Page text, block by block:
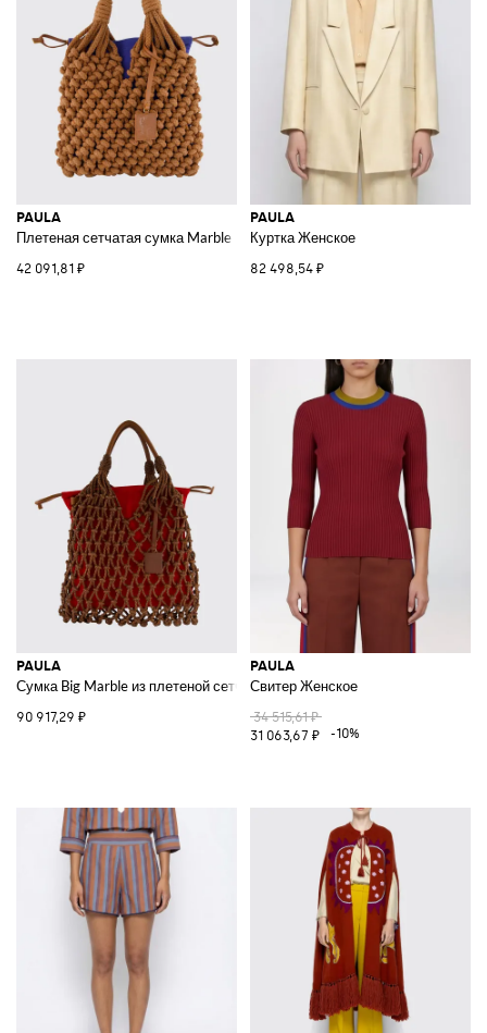
PAULA
Плетеная сетчатая сумка Marble
42 091,81 ₽
PAULA
Куртка Женское
82 498,54 ₽
PAULA
Сумка Big Marble из плетеной сетчатой кожи
90 917,29 ₽
PAULA
Свитер Женское
34 515,61 ₽
31 063,67 ₽
-10%